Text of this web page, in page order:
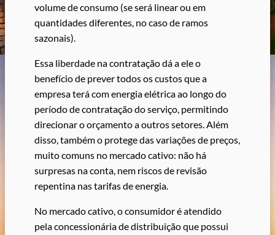
volume de consumo (se será linear ou em
quantidades diferentes, no caso de ramos
sazonais).
Essa liberdade na contratação dá a ele o
benefício de prever todos os custos que a
empresa terá com energia elétrica ao longo do
período de contratação do serviço, permitindo
direcionar o orçamento a outros setores. Além
disso, também o protege das variações de preços,
muito comuns no mercado cativo: não há
surpresas na conta, nem riscos de revisão
repentina nas tarifas de energia.
No mercado cativo, o consumidor é atendido
pela concessionária de distribuição que possui